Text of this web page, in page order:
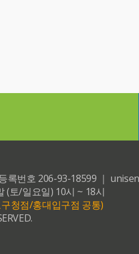
록번호 206-93-18599 ｜
(토/일요일) 10시 ~ 18시
청점/홍대입구점 공통)